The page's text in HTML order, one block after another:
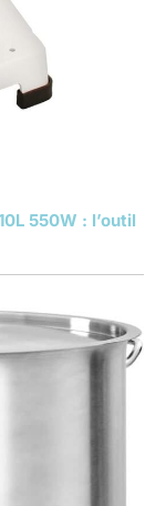
550W : l’outil